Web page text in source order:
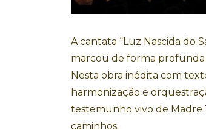
A cantata “Luz Nascida do
marcou de forma profunda
Nesta obra inédita com
harmonização e
testemunho vivo de
caminhos.